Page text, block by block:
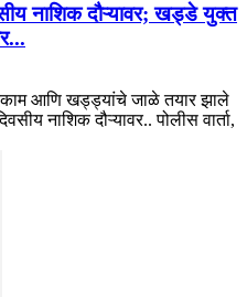
नाशिक दौऱ्यावर; खड्डे युक्त
आणि खड्ड्यांचे जाळे तयार झाले
नाशिक दौऱ्यावर.. पोलीस वार्ता,